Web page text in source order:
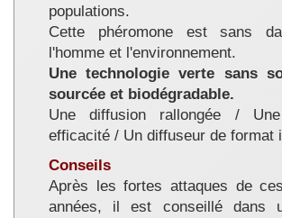
populations.
Cette phéromone est sans
l'homme et l'environnement.
Une technologie verte sans
sourcée et biodégradable.
Une diffusion rallongée /
efficacité / Un diffuseur de format
Conseils
Après les fortes attaques de
années, il est conseillé dans